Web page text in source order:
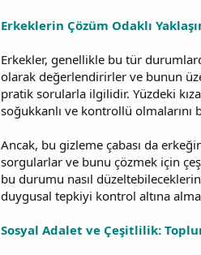
Erkeklerin Çözüm Odaklı
Erkekler, genellikle bu tür
olarak değerlendirirler ve bunun
pratik sorularla ilgilidir. Yüzdeki
soğukkanlı ve kontrollü
Ancak, bu gizleme çabası da
sorgularlar ve bunu çözmek için
bu durumu nasıl
duygusal tepkiyi kontrol altına
Sosyal Adalet ve Çeşitlilik: